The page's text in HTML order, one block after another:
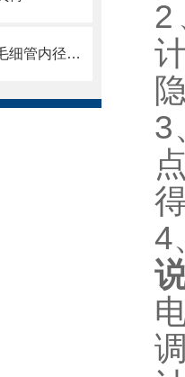
空调及冷水机制冷设备中毛细管内径、长度的选择方法
2
3
4